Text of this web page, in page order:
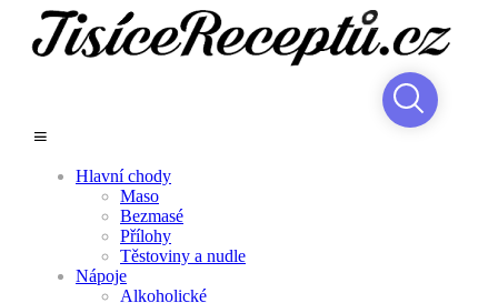
Hlavní chody
Maso
Bezmasé
Přílohy
Těstoviny a nudle
Nápoje
Alkoholické